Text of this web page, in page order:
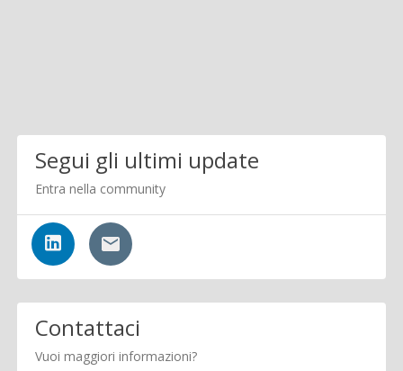
Segui gli ultimi update
Entra nella community
Contattaci
Vuoi maggiori informazioni?